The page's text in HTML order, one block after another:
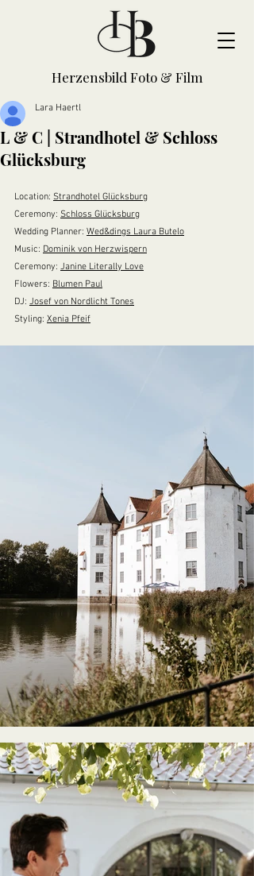
Herzensbild Foto & Film
L & C | Strandhotel & Schloss
Glücksburg
Lara Haertl
Location: Strandhotel Glücksburg
Ceremony: Schloss Glücksburg
Wedding Planner: Wed&dings Laura Butelo
Music: Dominik von Herzwispern
Ceremony: Janine Literally Love
Flowers: Blumen Paul
DJ: Josef von Nordlicht Tones
Styling: Xenia Pfeif